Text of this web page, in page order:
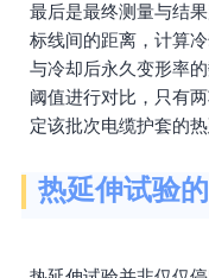
最后是最终测量与结
标线间的距离，计算
与冷却后永久变形率
阈值进行对比，只有
定该批次电缆护套的热
热延伸试验